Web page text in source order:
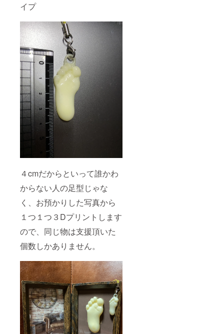
イプ
４cmだからといって誰かわ
からない人の足型じゃな
く、お預かりした写真から
１つ１つ３Dプリントします
ので、同じ物は支援頂いた
個数しかありません。